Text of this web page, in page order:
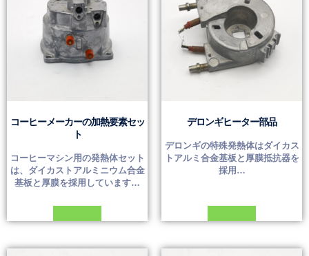
コーヒーメーカーの加熱要素セッ
ト
コーヒーマシン用の発熱体セット
は、ダイカストアルミニウム合金
基板と厚膜を採用しています…
デロンギヒーター部品
デロンギの特殊発熱体はダイカス
トアルミ合金基板と厚膜抵抗器を
採用…